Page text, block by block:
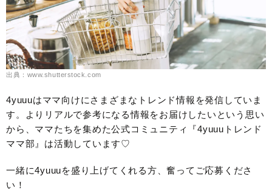
出典：www.shutterstock.com
4yuuuはママ向けにさまざまなトレンド情報を発信していま
す。よりリアルで参考になる情報をお届けしたいという思い
から、ママたちを集めた公式コミュニティ『4yuuuトレンド
ママ部』は活動しています♡
一緒に4yuuuを盛り上げてくれる方、奮ってご応募くださ
い！